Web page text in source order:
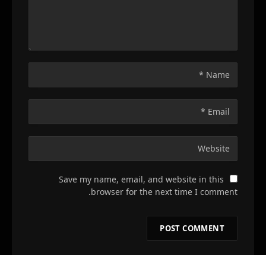
Save my name, email, and website in this
browser for the next time I comment.